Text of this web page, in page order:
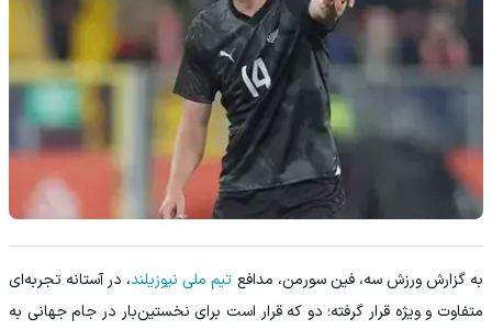
به گزارش ورزش سه، فین سورمن، مدافع تیم ملی نیوزیلند، در آستانه تجربه‌ای
متفاوت و ویژه قرار گرفته؛ دو که قرار است برای نخستین‌بار در جام جهانی به